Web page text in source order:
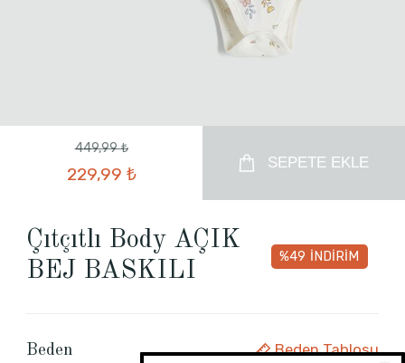
449,99 ₺
229,99 ₺
SEPETE EKLE
Çıtçıtlı Body AÇIK
BEJ BASKILI
%49 İNDİRİM
Beden Beden Tablosu